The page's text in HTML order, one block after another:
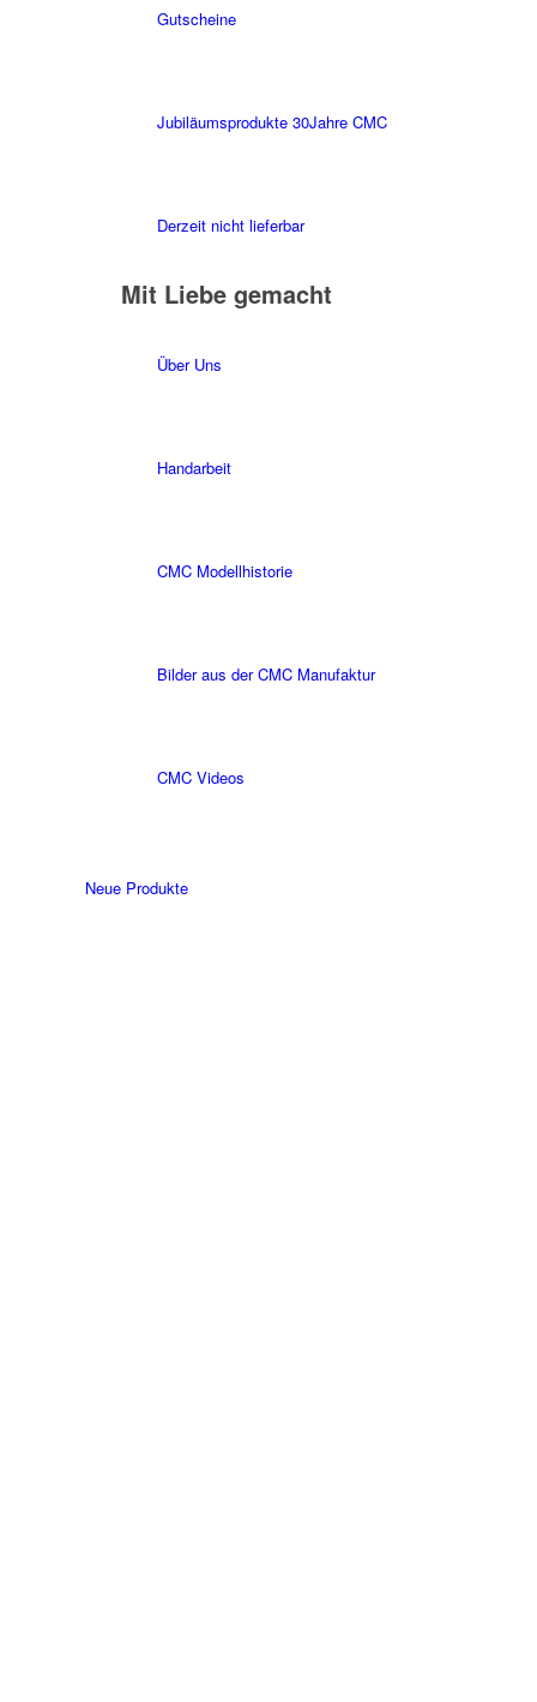
Gutscheine
Jubiläumsprodukte 30Jahre CMC
Derzeit nicht lieferbar
Mit Liebe gemacht
Über Uns
Handarbeit
CMC Modellhistorie
Bilder aus der CMC Manufaktur
CMC Videos
Neue Produkte